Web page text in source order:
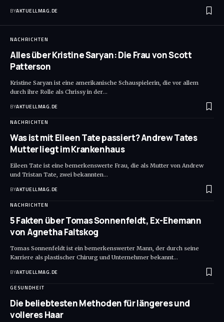
BYAKTUELLMAG.DE
NACHRICHTEN
Alles über Kristine Saryan: Die Frau von Scott
Patterson
Kristine Saryan ist eine amerikanische Schauspielerin, die vor allem
durch ihre Rolle als Chrissy in der…
BYAKTUELLMAG.DE
NACHRICHTEN
Was ist mit Eileen Tate passiert? Andrew Tates
Mutter liegt im Krankenhaus
Eileen Tate ist eine bemerkenswerte Frau, die als Mutter von Andrew
und Tristan Tate, zwei bekannten…
BYAKTUELLMAG.DE
NACHRICHTEN
5 Fakten über Tomas Sonnenfeldt, Ex-Ehemann
von Agnetha Faltskog
Tomas Sonnenfeldt ist ein bemerkenswerter Mann, der durch seine
Karriere als plastischer Chirurg und Unternehmer bekannt…
BYAKTUELLMAG.DE
GESUNDHEIT
Die beliebtesten Methoden für längeres und
volleres Haar